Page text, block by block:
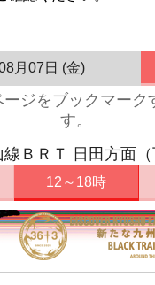
月07日 (金)
ジをブックマーク
す。
ＢＲＴ 日田方面（
12～18時